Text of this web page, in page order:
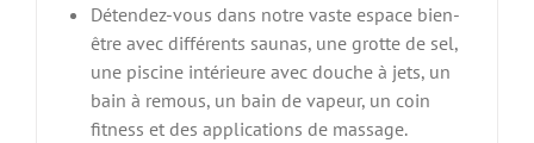
Détendez-vous dans notre vaste espace bien-
être avec différents saunas, une grotte de sel,
une piscine intérieure avec douche à jets, un
bain à remous, un bain de vapeur, un coin
fitness et des applications de massage.